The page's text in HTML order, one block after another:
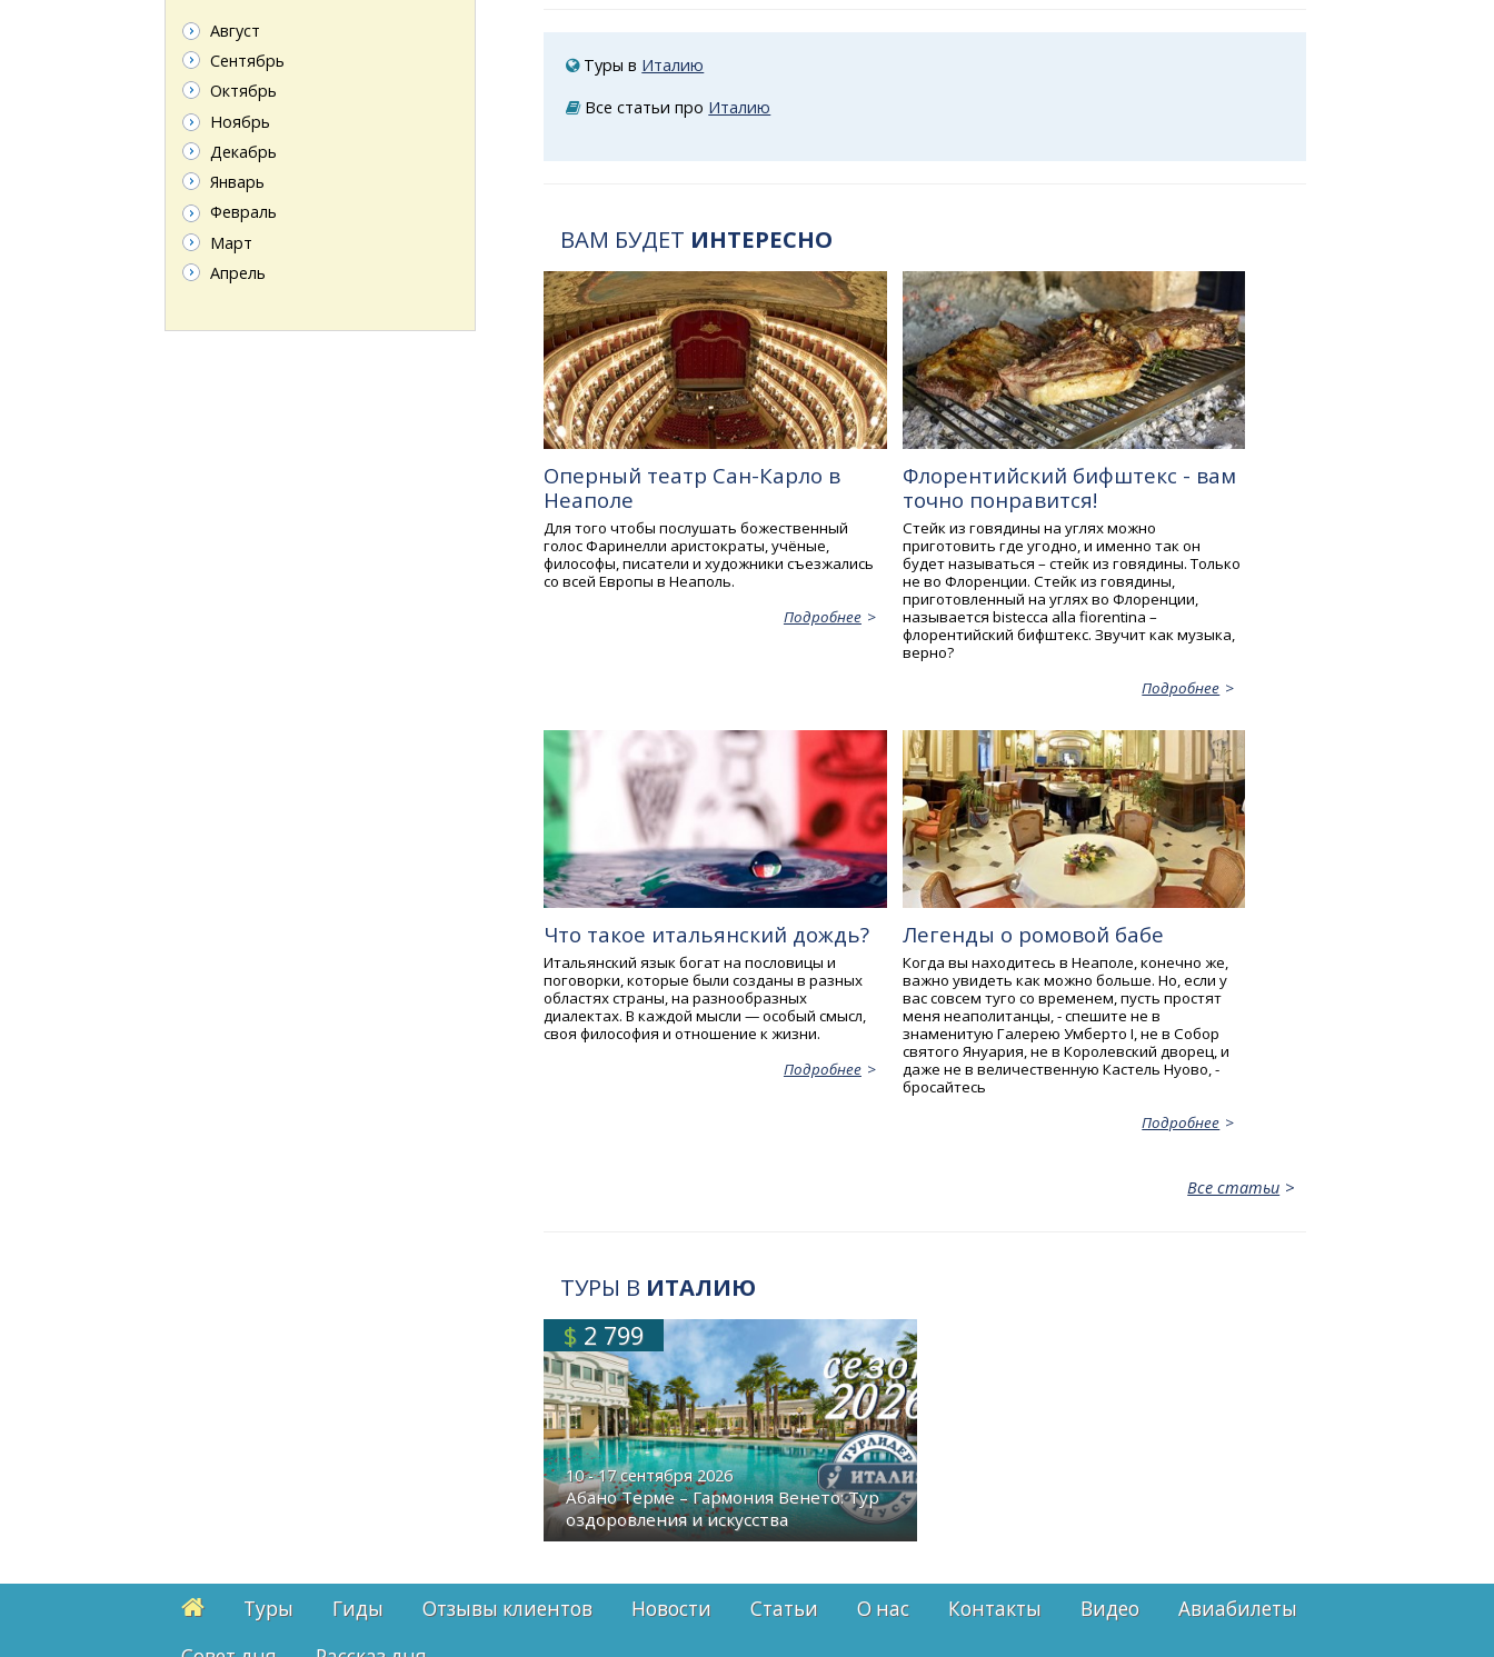
Туры в Италию
Все статьи про Италию
ВАМ БУДЕТ ИНТЕРЕСНО
Оперный театр Сан-Карло в
Неаполе
Для того чтобы послушать божественный
голос Фаринелли аристократы, учёные,
философы, писатели и художники съезжались
со всей Европы в Неаполь.
Подробнее
Флорентийский бифштекс - вам
точно понравится!
Стейк из говядины на углях можно
приготовить где угодно, и именно так он
будет называться – стейк из говядины. Только
не во Флоренции. Стейк из говядины,
приготовленный на углях во Флоренции,
называется bistecca alla fiorentina –
флорентийский бифштекс. Звучит как музыка,
верно?
Подробнее
Что такое итальянский дождь?
Итальянский язык богат на пословицы и
поговорки, которые были созданы в разных
областях страны, на разнообразных
диалектах. В каждой мысли — особый смысл,
своя философия и отношение к жизни.
Подробнее
Легенды о ромовой бабе
Когда вы находитесь в Неаполе, конечно же,
важно увидеть как можно больше. Но, если у
вас совсем туго со временем, пусть простят
меня неаполитанцы, - спешите не в
знаменитую Галерею Умберто I, не в Собор
святого Януария, не в Королевский дворец, и
даже не в величественную Кастель Нуово, -
бросайтесь
Подробнее
Все статьи
ТУРЫ В ИТАЛИЮ
$ 2 799
10 - 17 сентября 2026
Абано Терме – Гармония Венето: Тур
оздоровления и искусства
Август
Сентябрь
Октябрь
Ноябрь
Декабрь
Январь
Февраль
Март
Апрель
Туры Гиды Отзывы клиентов Новости Статьи О нас Контакты Видео
Авиабилеты